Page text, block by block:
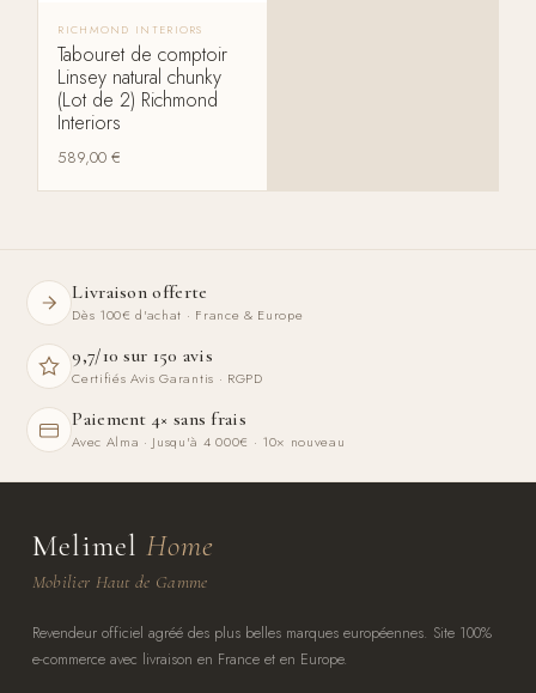
RICHMOND INTERIORS
Tabouret de comptoir
Linsey natural chunky
(Lot de 2) Richmond
Interiors
589,00€
Livraison offerte
Dès 100€ d'achat · France & Europe
9,7/10 sur 150 avis
Certifiés Avis Garantis · RGPD
Paiement 4× sans frais
Avec Alma · Jusqu'à 4 000€ · 10× nouveau
Melimel Home
Mobilier Haut de Gamme
Revendeur officiel agréé des plus belles marques européennes. Site 100%
e-commerce avec livraison en France et en Europe.